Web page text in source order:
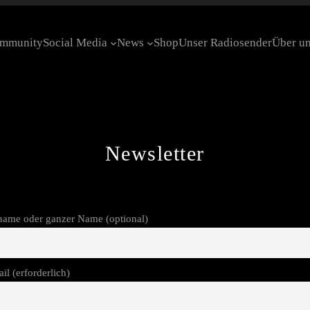
Social Media News ShopUnser RadiosenderÜber
Newsletter
oder ganzer Name (optional)
(erforderlich)